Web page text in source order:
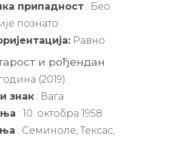
припадност : Бео
познато
Равно
и рођендан
(2019)
знак : Вага
: 10. октобра 1958
: Семиноле, Тексас,